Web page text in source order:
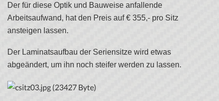
Der für diese Optik und Bauweise anfallende
Arbeitsaufwand, hat den Preis auf € 355,- pro Sitz
ansteigen lassen.
Der Laminatsaufbau der Seriensitze wird etwas
abgeändert, um ihn noch steifer werden zu lassen.